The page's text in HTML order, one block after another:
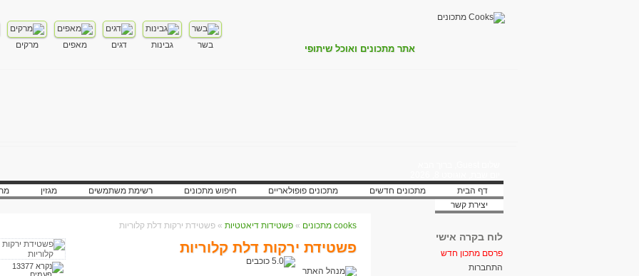
אתר מתכונים ואוכל שיתופי בשר גבינות דגים מאפים מרקים
דף הבית
מתכונים חדשים מתכונים פופולאריים חיפוש מתכונים רשימת משתמשים מגזין
יצירת קשר
לוח בקרה אישי
פרסם מתכון חדש
התחברות
cooks מתכונים » פשטידות דיאטטיות » פשטידת ירקות דלת קלוריות
פשטידת ירקות דלת קלוריות